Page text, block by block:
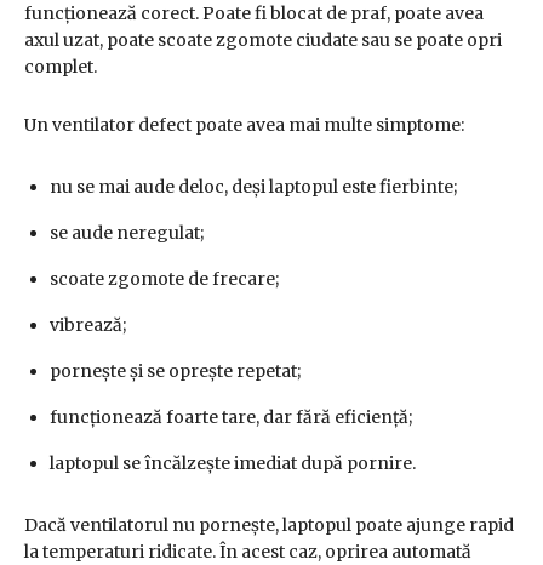
funcționează corect. Poate fi blocat de praf, poate avea
axul uzat, poate scoate zgomote ciudate sau se poate opri
complet.
Un ventilator defect poate avea mai multe simptome:
nu se mai aude deloc, deși laptopul este fierbinte;
se aude neregulat;
scoate zgomote de frecare;
vibrează;
pornește și se oprește repetat;
funcționează foarte tare, dar fără eficiență;
laptopul se încălzește imediat după pornire.
Dacă ventilatorul nu pornește, laptopul poate ajunge rapid
la temperaturi ridicate. În acest caz, oprirea automată